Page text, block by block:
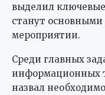
выделил
станут
мероприятии.
Среди главных
информационных
назвал